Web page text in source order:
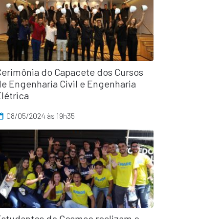
do Capacete dos Cursos
Engenharia Civil e Engenharia
08/05/2024 às 19h35